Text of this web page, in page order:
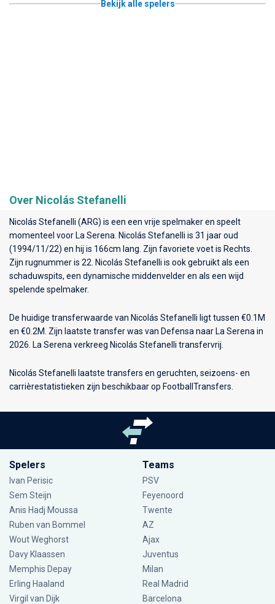
Bekijk alle spelers
Over Nicolás Stefanelli
Nicolás Stefanelli (ARG) is een een vrije spelmaker en speelt
momenteel voor La Serena . Nicolás Stefanelli is 31 jaar oud
(1994/11/22) en hij is 166cm lang. Zijn favoriete voet is Rechts.
Zijn rugnummer is 22. Nicolás Stefanelli is ook gebruikt als een
schaduwspits, een dynamische middenvelder en als een wijd
spelende spelmaker.
De huidige transferwaarde van Nicolás Stefanelli ligt tussen €0.1M
en €0.2M. Zijn laatste transfer was van Defensa naar La Serena in
2026. La Serena verkreeg Nicolás Stefanelli transfervrij.
Nicolás Stefanelli laatste transfers en geruchten, seizoens- en
carrièrestatistieken zijn beschikbaar op FootballTransfers.
Spelers
Ivan Perisic
Sem Steijn
Anis Hadj Moussa
Ruben van Bommel
Wout Weghorst
Davy Klaassen
Memphis Depay
Erling Haaland
Virgil van Dijk
Teams
PSV
Feyenoord
Twente
AZ
Ajax
Juventus
Milan
Real Madrid
Barcelona